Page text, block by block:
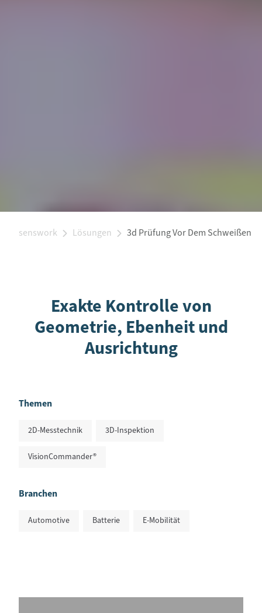
senswork Lösungen 3d Prüfung Vor Dem Schweißen
Exakte Kontrolle von
Geometrie, Ebenheit und
Ausrichtung
Themen
2D-Messtechnik 3D-Inspektion
VisionCommander®
Branchen
Automotive Batterie E-Mobilität